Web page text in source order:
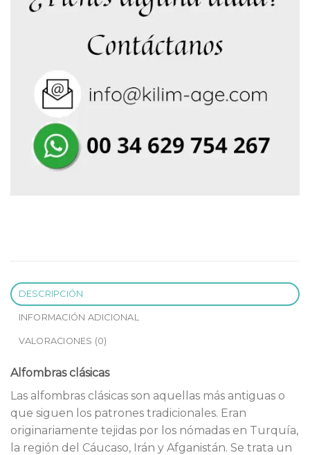
DESCRIPCIÓN
INFORMACIÓN ADICIONAL
VALORACIONES (0)
Alfombras clásicas
Las alfombras clásicas son aquellas más antiguas o
que siguen los patrones tradicionales. Eran
originariamente tejidas por los nómadas en Turquía,
la región del Cáucaso, Irán y Afganistán. Se trata un